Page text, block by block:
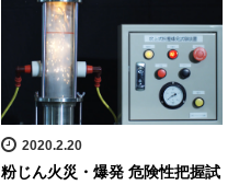
2020.2.20
粉じん火災・爆発 危険性把握試